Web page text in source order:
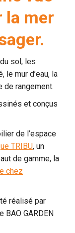
la mer
sol, les
le mur d’eau, la
de rangement.
et conçus
de l’espace
TRIBU, un
de gamme, la
chez
réalisé par
BAO GARDEN